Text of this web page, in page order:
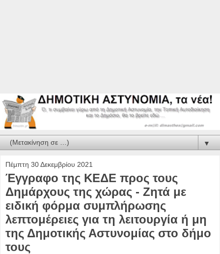
▼
Πέμπτη 30 Δεκεμβρίου 2021
Έγγραφο της ΚΕΔΕ προς τους
Δημάρχους της χώρας - Ζητά με
ειδική φόρμα συμπλήρωσης
λεπτομέρειες για τη λειτουργία ή μη
της Δημοτικής Αστυνομίας στο δήμο
τους